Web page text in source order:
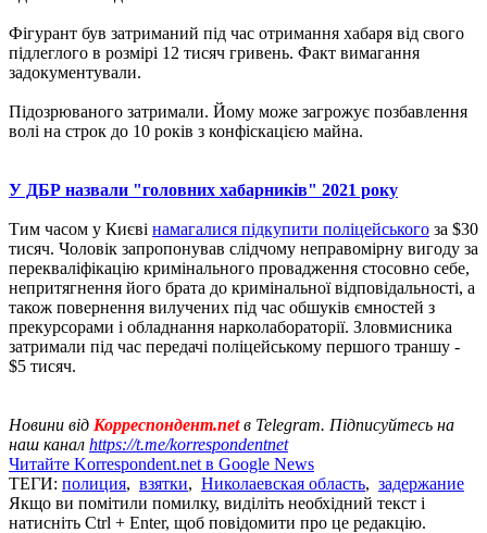
Фігурант був затриманий під час отримання хабаря від свого
підлеглого в розмірі 12 тисяч гривень. Факт вимагання
задокументували.
Підозрюваного затримали. Йому може загрожує позбавлення
волі на строк до 10 років з конфіскацією майна.
У ДБР назвали "головних хабарників" 2021 року
Тим часом у Києві намагалися підкупити поліцейського за $30
тисяч. Чоловік запропонував слідчому неправомірну вигоду за
перекваліфікацію кримінального провадження стосовно себе,
непритягнення його брата до кримінальної відповідальності, а
також повернення вилучених під час обшуків ємностей з
прекурсорами і обладнання нарколабораторії. Зловмисника
затримали під час передачі поліцейському першого траншу -
$5 тисяч.
Новини від Корреспондент.netв Telegram. Підписуйтесь на
наш канал https://t.me/korrespondentnet
Читайте Korrespondent.net в Google News
ТЕГИ: полиция, взятки, Николаевская область, задержание
Якщо ви помітили помилку, виділіть необхідний текст і
натисніть Ctrl + Enter, щоб повідомити про це редакцію.